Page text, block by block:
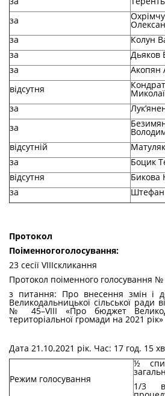
за
за
Колун
за
Дьяков
за
Акопян
відсутня
за
за
відсутній
за
Боцик
відсутня
Бикова
за
Штефан
Протокол
Поіменногоголосування:
23 сесії VIIIскликання
Протокол поіменного голосування №
з питання: Про внесення змін і
Великодальницької сільської ради
№ 45–VІІІ «Про бюджет
територіальної громади на 2021 рік»
Дата 21.10.2021 рік. Час: 17 год. 15
Режим голосування
½
1/3